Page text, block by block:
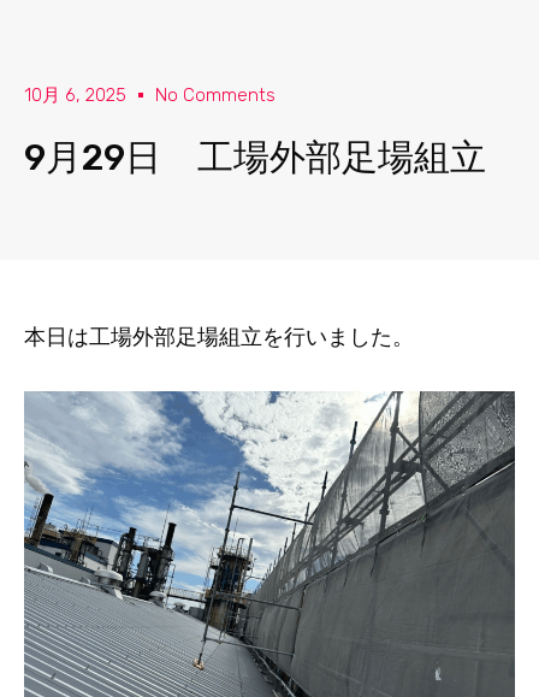
10月 6, 2025 No Comments
9月29日 工場外部足場組立
本日は工場外部足場組立を行いました。